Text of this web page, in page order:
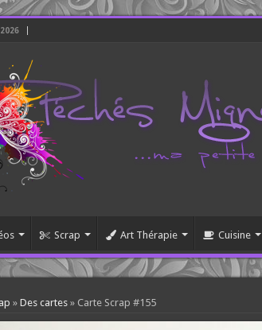
Scrap Art Thérapie Cuisine
» Des cartes » Carte Scrap #155